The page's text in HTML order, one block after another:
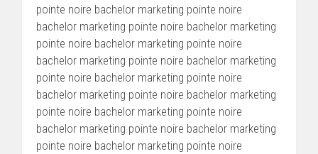
pointe noire bachelor marketing pointe noire
bachelor marketing pointe noire bachelor marketing
pointe noire bachelor marketing pointe noire
bachelor marketing pointe noire bachelor marketing
pointe noire bachelor marketing pointe noire
bachelor marketing pointe noire bachelor marketing
pointe noire bachelor marketing pointe noire
bachelor marketing pointe noire bachelor marketing
pointe noire bachelor marketing pointe noire